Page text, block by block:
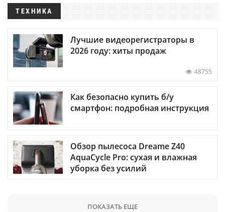
ТЕХНИКА
Лучшие видеорегистраторы в
2026 году: хиты продаж
48755
Как безопасно купить б/у
смартфон: подробная инструкция
Обзор пылесоса Dreame Z40
AquaCycle Pro: сухая и влажная
уборка без усилий
ПОКАЗАТЬ ЕЩЕ